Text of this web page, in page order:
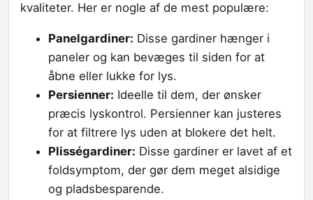
kvaliteter. Her er nogle af de mest populære:
Panelgardiner: Disse gardiner hænger i
paneler og kan bevæges til siden for at
åbne eller lukke for lys.
Persienner: Ideelle til dem, der ønsker
præcis lyskontrol. Persienner kan justeres
for at filtrere lys uden at blokere det helt.
Plisségardiner: Disse gardiner er lavet af et
foldsymptom, der gør dem meget alsidige
og pladsbesparende.